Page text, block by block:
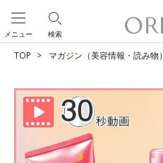
検索
メニュー
TOP マガジン（美容情報・読み物）